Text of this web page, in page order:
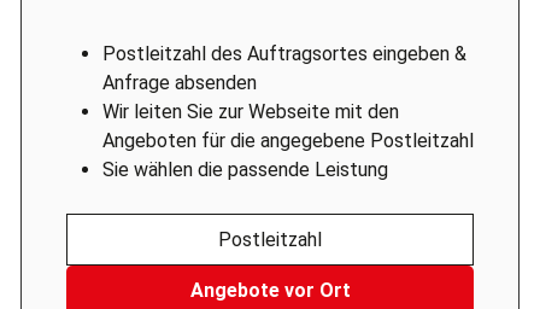
Postleitzahl des Auftragsortes eingeben &
Anfrage absenden
Wir leiten Sie zur Webseite mit den
Angeboten für die angegebene Postleitzahl
Sie wählen die passende Leistung
Postleitzahl
Angebote vor Ort